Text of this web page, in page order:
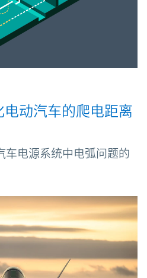
动汽车的爬电距离
车电源系统中电弧问题的